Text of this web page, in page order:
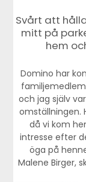
Svårt att
mitt på
hem
Domino har
och jag själv
omställningen.
då vi kom
intresse efter
öga på
Malene Birger,